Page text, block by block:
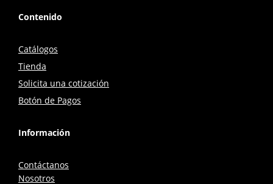
Contenido
Catálogos
Tienda
Solicita una cotización
Botón de Pagos
Información
Contáctanos
Nosotros